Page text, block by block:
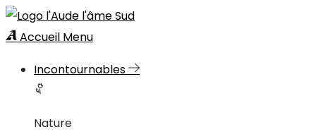
Accueil Menu
Incontournables
Nature